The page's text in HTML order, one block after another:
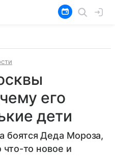
его
дети
боятся Деда Мороза,
что-то новое и